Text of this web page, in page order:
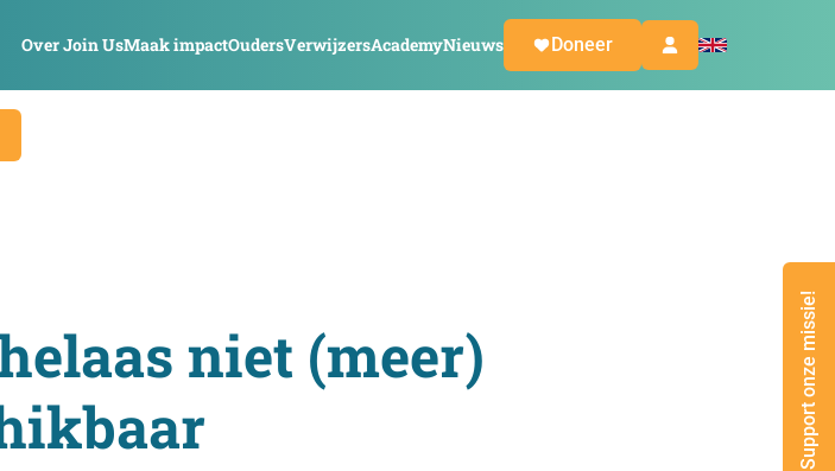
Over Join UsMaak impactOudersVerwijzersAcademyNieuws Doneer
Support onze missie!
niet (meer)